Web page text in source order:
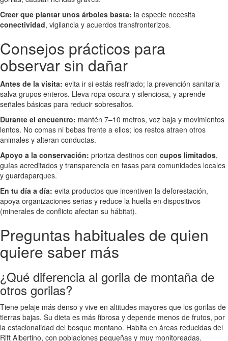
Creer que plantar unos árboles basta: la especie necesita
conectividad, vigilancia y acuerdos transfronterizos.
Consejos prácticos para
observar sin dañar
Antes de la visita: evita ir si estás resfriado; la prevención sanitaria
salva grupos enteros. Lleva ropa oscura y silenciosa, y aprende
señales básicas para reducir sobresaltos.
Durante el encuentro: mantén 7–10 metros, voz baja y movimientos
lentos. No comas ni bebas frente a ellos; los restos atraen otros
animales y alteran conductas.
Apoyo a la conservación: prioriza destinos con cupos limitados,
guías acreditados y transparencia en tasas para comunidades locales
y guardaparques.
En tu día a día: evita productos que incentiven la deforestación,
apoya organizaciones serias y reduce la huella en dispositivos
(minerales de conflicto afectan su hábitat).
Preguntas habituales de quien
quiere saber más
¿Qué diferencia al gorila de montaña de
otros gorilas?
Tiene pelaje más denso y vive en altitudes mayores que los gorilas de
tierras bajas. Su dieta es más fibrosa y depende menos de frutos, por
la estacionalidad del bosque montano. Habita en áreas reducidas del
Rift Albertino, con poblaciones pequeñas y muy monitoreadas.